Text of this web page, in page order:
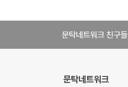
문탁네트워크 친구들
문탁네트워크